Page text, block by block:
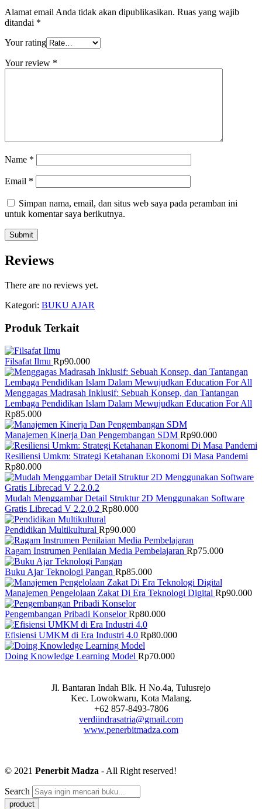
Alamat email Anda tidak akan dipublikasikan. Ruas yang wajib
ditandai *
Your rating
Your review *
Name *
Email *
Simpan nama, email, dan situs web saya pada peramban ini
untuk komentar saya berikutnya.
Reviews
There are no reviews yet.
Kategori: BUKU AJAR
Produk Terkait
Filsafat Ilmu Rp90.000
Menggagas Madrasah Inklusif: Sebuah Konsep, dan Tantangan
Lembaga Pendidikan Islam Dalam Mewujudkan Education For All
Rp85.000
Manajemen Kinerja Dan Pengembangan SDM Rp90.000
Resiliensi Umkm: Strategi Ketahanan Ekonomi Di Masa Pandemi
Rp80.000
Mudah Menggambar Detail Struktur 2D Menggunakan Software
Gratis Librecad V 2.2.0.2 Rp80.000
Pendidikan Multikultural Rp90.000
Ragam Instrumen Penilaian Media Pembelajaran Rp75.000
Buku Ajar Teknologi Pangan Rp85.000
Manajemen Pengelolaan Zakat Di Era Teknologi Digital Rp90.000
Pengembangan Pribadi KonselorRp80.000
Efisiensi UMKM di Era Industri 4.0 Rp80.000
Doing Knowledge Learning Model Rp70.000
Jl. Bantaran Indah Blk. H No.4a, Tulusrejo
Kec. Lowokwaru, Kota Malang.
+62 857-8493-7806
verdiindrasatria@gmail.com
www.penerbitmadza.com
© 2021 Penerbit Madza - All Right reserved!
Search